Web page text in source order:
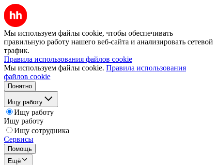
Мы используем файлы cookie, чтобы обеспечивать
правильную работу нашего веб-сайта и анализировать сетевой
трафик.
Правила использования файлов cookie
Мы используем файлы cookie. Правила использования
файлов cookie
Понятно
Ищу работу
Ищу работу
Ищу работу
Ищу сотрудника
Сервисы
Помощь
Ещё